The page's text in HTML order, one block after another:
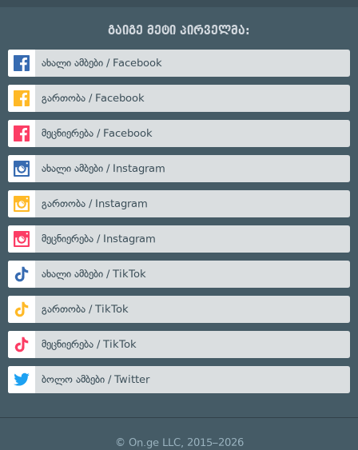
გაიგე მეტი პირველმა:
ახალი ამბები / Facebook
გართობა / Facebook
მეცნიერება / Facebook
ახალი ამბები / Instagram
გართობა / Instagram
მეცნიერება / Instagram
ახალი ამბები / TikTok
გართობა / TikTok
მეცნიერება / TikTok
ბოლო ამბები / Twitter
© On.ge LLC, 2015–2026